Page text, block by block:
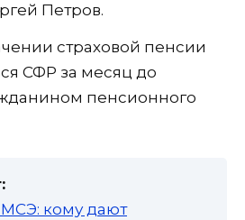
Петров.
страховой пенсии
СФР за месяц до
пенсионного
кому дают